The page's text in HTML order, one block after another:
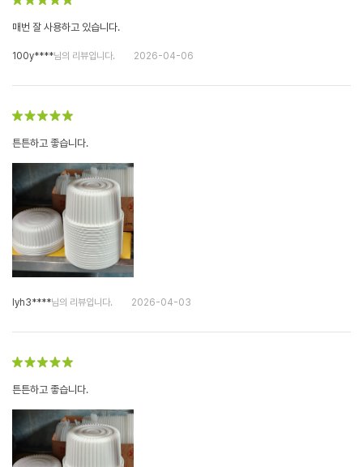
매번 잘 사용하고 있습니다.
100y****님의 리뷰입니다. 2026-04-06
튼튼하고 좋습니다.
lyh3****님의 리뷰입니다. 2026-04-03
튼튼하고 좋습니다.